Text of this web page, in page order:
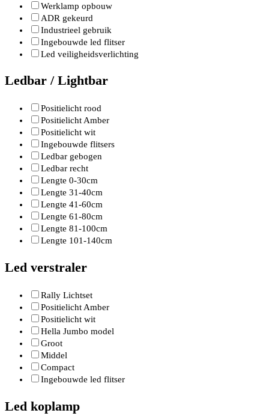
Werklamp opbouw
ADR gekeurd
Industrieel gebruik
Ingebouwde led flitser
Led veiligheidsverlichting
Ledbar / Lightbar
Positielicht rood
Positielicht Amber
Positielicht wit
Ingebouwde flitsers
Ledbar gebogen
Ledbar recht
Lengte 0-30cm
Lengte 31-40cm
Lengte 41-60cm
Lengte 61-80cm
Lengte 81-100cm
Lengte 101-140cm
Led verstraler
Rally Lichtset
Positielicht Amber
Positielicht wit
Hella Jumbo model
Groot
Middel
Compact
Ingebouwde led flitser
Led koplamp